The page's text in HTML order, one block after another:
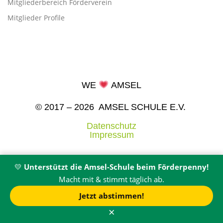
Mitgliederbereich Förderverein
Mitglieder Profile
WE AMSEL
© 2017 – 2026 AMSEL SCHULE E.V.
Datenschutz
Impressum
💛 Unterstützt die Amsel-Schule beim Förderpenny!
Macht mit & stimmt täglich ab.
Jetzt abstimmen!
×